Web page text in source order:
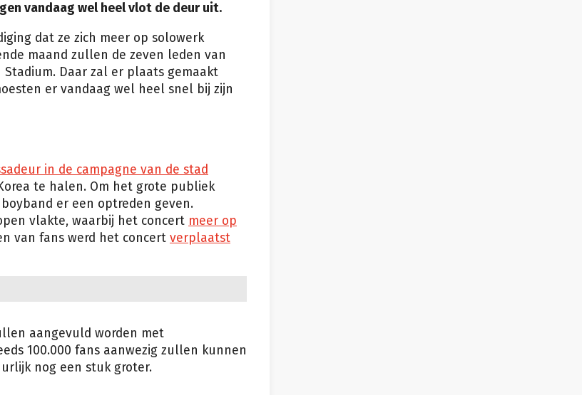
vandaag wel heel vlot de deur uit.
dat ze zich meer op solowerk
maand zullen de zeven leden van
Stadium. Daar zal er plaats gemaakt
er vandaag wel heel snel bij zijn
in de campagne van de stad
te halen. Om het grote publiek
er een optreden geven.
vlakte, waarbij het concert meer op
van fans werd het concert verplaatst
aangevuld worden met
100.000 fans aanwezig zullen kunnen
nog een stuk groter.